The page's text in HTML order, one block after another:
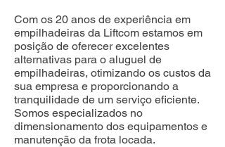
Com os 20 anos de experiência em
empilhadeiras da Liftcom estamos em
posição de oferecer excelentes
alternativas para o aluguel de
empilhadeiras, otimizando os custos da
sua empresa e proporcionando a
tranquilidade de um serviço eficiente.
Somos especializados no
dimensionamento dos equipamentos e
manutenção da frota locada.